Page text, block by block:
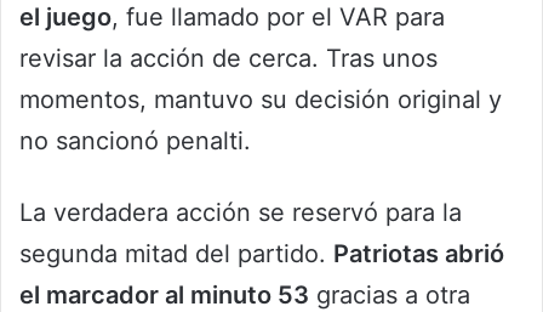
el juego, fue llamado por el VAR para
revisar la acción de cerca. Tras unos
momentos, mantuvo su decisión original y
no sancionó penalti.
La verdadera acción se reservó para la
segunda mitad del partido. Patriotas abrió
el marcador al minuto 53 gracias a otra